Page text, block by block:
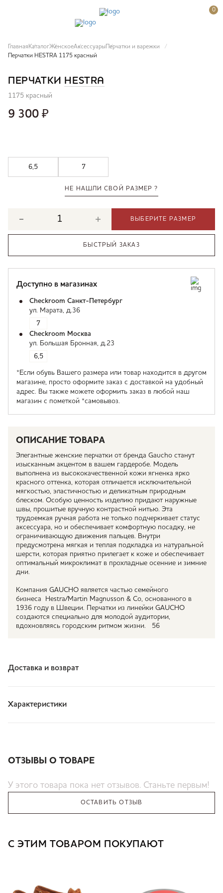
0
Главная КаталогЖенскоеАксессуары Перчатки и варежки
Перчатки HESTRA 1175 красный
ПЕРЧАТКИ HESTRA
1175 красный
9 300 ₽
НЕ НАШЛИ СВОЙ РАЗМЕР ?
6,5 7
ВЫБЕРИТЕ РАЗМЕР
БЫСТРЫЙ ЗАКАЗ
Доступно в магазинах
Checkroom Санкт-Петербург
ул. Марата, д.36
7
Checkroom Москва
ул. Большая Бронная, д.23
6,5
*Если обувь Вашего размера или товар находится в другом
магазине, просто оформите заказ с доставкой на удобный
адрес. Вы также можете оформить заказ в любой наш
магазин с пометкой *самовывоз.
ОПИСАНИЕ ТОВАРА
Элегантные женские перчатки от бренда Gaucho станут
изысканным акцентом в вашем гардеробе. Модель
выполнена из высококачественной кожи ягненка ярко
красного оттенка, которая отличается исключительной
мягкостью, эластичностью и деликатным природным
блеском. Особую ценность изделию придают наружные
швы, прошитые вручную контрастной нитью. Эта
трудоемкая ручная работа не только подчеркивает статус
аксессуара, но и обеспечивает комфортную посадку, не
ограничивающую движения пальцев. Внутри
предусмотрена мягкая и теплая подкладка из натуральной
шерсти, которая приятно прилегает к коже и обеспечивает
оптимальный микроклимат в прохладные осенние и зимние
дни.
Компания GAUCHO является частью семейного
бизнеса Hestra/Martin Magnusson & Co, основанного в
1936 году в Швеции. Перчатки из линейки GAUCHO
создаются специально для молодой аудитории,
вдохновляясь городским ритмом жизни. 56
Доставка и возврат
Характеристики
ОТЗЫВЫ О ТОВАРЕ
У этого товара пока нет отзывов. Станьте первым!
ОСТАВИТЬ ОТЗЫВ
С ЭТИМ ТОВАРОМ ПОКУПАЮТ